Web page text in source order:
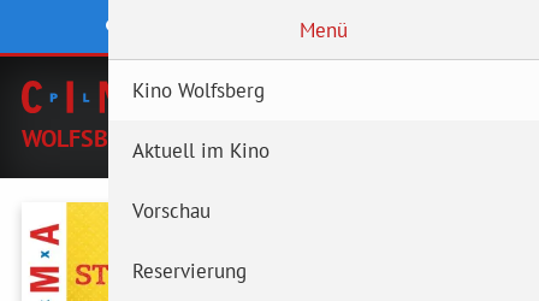
CINEMAPLEXX STANDORT WÄHLEN
KREMS
WOLFSBERG
WOLFSBERG
Menü
Kino Wolfsberg
Aktuell im Kino
Vorschau
Reservierung